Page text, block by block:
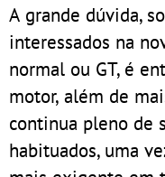
A grande dúvida,
interessados na
normal ou GT, é
motor, além de
continua pleno de
habituados, uma